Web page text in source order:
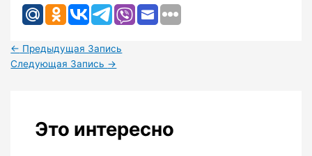
← Предыдущая Запись
Следующая Запись →
Это интересно